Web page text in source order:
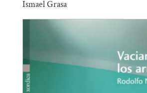
Ismael Grasa